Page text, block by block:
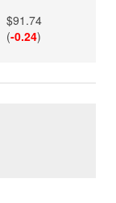
$91.74
(-0.24)